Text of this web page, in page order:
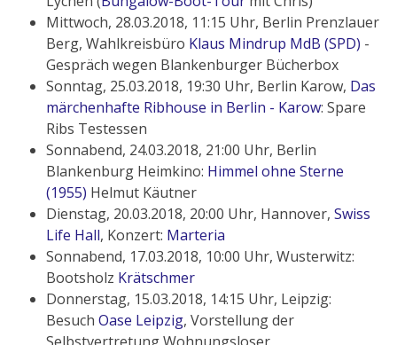
Mittwoch, 28.03.2018, 11:15 Uhr, Berlin Prenzlauer
Berg, Wahlkreisbüro Klaus Mindrup MdB (SPD) -
Gespräch wegen Blankenburger Bücherbox
Sonntag, 25.03.2018, 19:30 Uhr, Berlin Karow, Das
märchenhafte Ribhouse in Berlin - Karow: Spare
Ribs Testessen
Sonnabend, 24.03.2018, 21:00 Uhr, Berlin
Blankenburg Heimkino: Himmel ohne Sterne
(1955) Helmut Käutner
Dienstag, 20.03.2018, 20:00 Uhr, Hannover, Swiss
Life Hall, Konzert: Marteria
Sonnabend, 17.03.2018, 10:00 Uhr, Wusterwitz:
Bootsholz Krätschmer
Donnerstag, 15.03.2018, 14:15 Uhr, Leipzig:
Besuch Oase Leipzig, Vorstellung der
Selbstvertretung Wohnungsloser